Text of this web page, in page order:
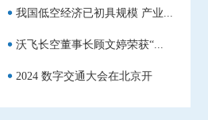
我国低空经济已初具规模 产业...
沃飞长空董事长顾文婷荣获“...
2024 数字交通大会在北京开
幕，...